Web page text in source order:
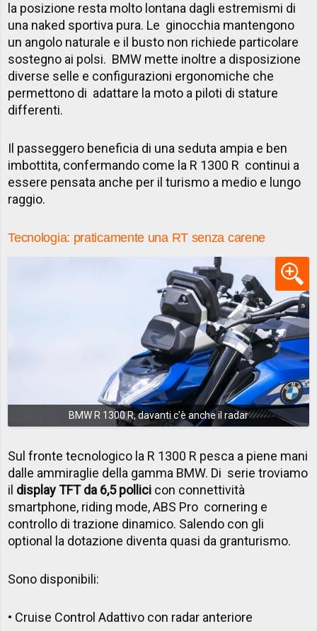
la posizione resta molto lontana dagli estremismi di
una naked sportiva pura. Le ginocchia mantengono
un angolo naturale e il busto non richiede particolare
sostegno ai polsi. BMW mette inoltre a disposizione
diverse selle e configurazioni ergonomiche che
permettono di adattare la moto a piloti di stature
differenti.
Il passeggero beneficia di una seduta ampia e ben
imbottita, confermando come la R 1300 R continui a
essere pensata anche per il turismo a medio e lungo
raggio.
Tecnologia: praticamente una RT senza carene
BMW R 1300 R, davanti c'è anche il radar
Sul fronte tecnologico la R 1300 R pesca a piene mani
dalle ammiraglie della gamma BMW. Di serie troviamo
il display TFT da 6,5 pollici con connettività
smartphone, riding mode, ABS Pro cornering e
controllo di trazione dinamico. Salendo con gli
optional la dotazione diventa quasi da granturismo.
Sono disponibili:
• Cruise Control Adattivo con radar anteriore